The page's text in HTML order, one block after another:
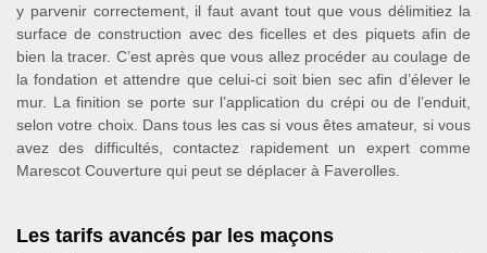
y parvenir correctement, il faut avant tout que vous délimitiez la
surface de construction avec des ficelles et des piquets afin de
bien la tracer. C’est après que vous allez procéder au coulage de
la fondation et attendre que celui-ci soit bien sec afin d’élever le
mur. La finition se porte sur l’application du crépi ou de l’enduit,
selon votre choix. Dans tous les cas si vous êtes amateur, si vous
avez des difficultés, contactez rapidement un expert comme
Marescot Couverture qui peut se déplacer à Faverolles.
Les tarifs avancés par les maçons